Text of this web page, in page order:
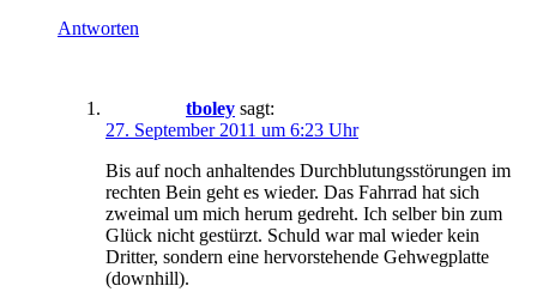
Antworten
tboley sagt:
27. September 2011 um 6:23 Uhr
Bis auf noch anhaltendes Durchblutungsstörungen im
rechten Bein geht es wieder. Das Fahrrad hat sich
zweimal um mich herum gedreht. Ich selber bin zum
Glück nicht gestürzt. Schuld war mal wieder kein
Dritter, sondern eine hervorstehende Gehwegplatte
(downhill).